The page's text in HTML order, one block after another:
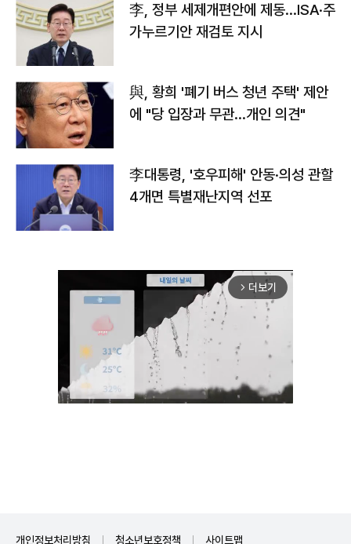
李, 정부 세제개편안에 제동…ISA·주
가누르기안 재검토 지시
與, 황희 '폐기 버스 청년 주택' 제안
에 "당 입장과 무관…개인 의견"
李대통령, '호우피해' 안동·의성 관할
4개면 특별재난지역 선포
arrow_forward_ios 더보기
개인정보처리방침 청소년보호정책 사이트맵